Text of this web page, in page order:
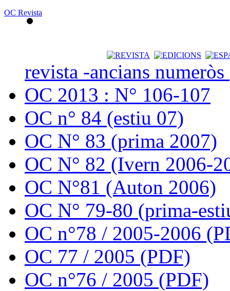
OC Revista
revista -ancians
OC 2013 : N° 106-107
OC n° 84 (estiu 07)
OC N° 83 (prima 2007)
OC N° 82 (Ivern 2006-
OC N°81 (Auton 2006)
OC N° 79-80 (prima-
OC n°78 / 2005-2006
OC 77 / 2005 (PDF)
OC n°76 / 2005 (PDF)